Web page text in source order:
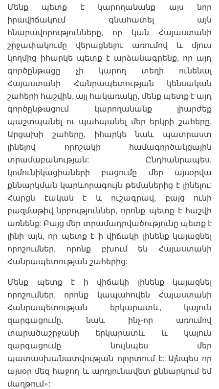
Մենք պետք է կարողանանք այս նոր
իրավիճակում գնահատել այն
հնարավորությունները, որ կան Հայաստանի
շրջափակումը վերացնելու առումով և մյուս
կողմից իհարկե պետք է արձանագրենք, որ այդ
գործընթացը չի կարող տեղի ունենալ
Հայաստանի Հանրապետության կենսական
շահերի հաշվին, այլ հակառակը, մենք պետք է այդ
գործընթացում կարողանանք լիարժեք
պաշտպանել ու պահպանել մեր երկրի շահերը,
Արցախի շահերը, իհարկե նաև պատրաստ
լինելով որոշակի համագործակցային
տրամաբանության: Ընդհանրապես,
կոմունիկացիաների բացումը մեր այսօրվա
քննարկման կարևորագույն թեմաներից է լինելու:
Հարցն էական է և ուշագրավ, բայց ունի
բազմաթիվ նրբություններ, որոնք պետք է հաշվի
առնենք: Բայց մեր տրամադրվածությունը պետք է
լինի այն, որ պետք է ի վիճակի լինենք կայացնել
որոշումներ, որոնք բխում են Հայաստանի
Հանրապետության շահերից:
Մենք պետք է ի վիճակի լինենք կայացնել
որոշումներ, որոնք կապահովեն Հայաստանի
Հանրապետության երկարատև, կայուն
զարգացումը, նաև ինչ-որ առումով
տարածաշրջանի երկարատև և կայուն
զարգացումը նույնպես մեր
պատասխանատվության ոլորտում է: Այնպես որ
այսօր մեզ հաջող և արդյունավետ քննարկում եմ
մաղթում»: